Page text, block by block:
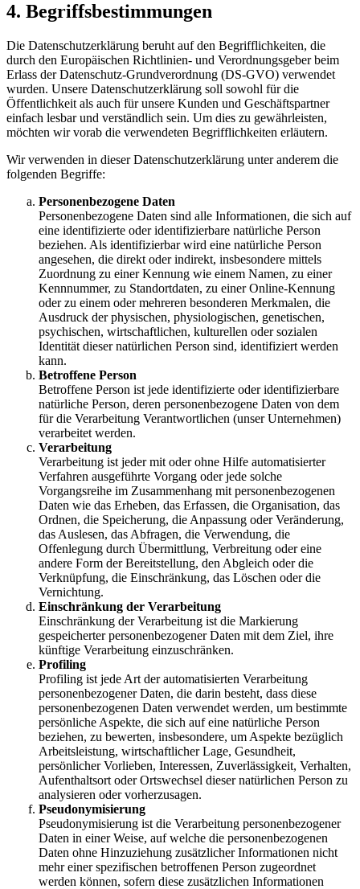
4. Begriffsbestimmungen
Die Datenschutzerklärung beruht auf den Begrifflichkeiten, die
durch den Europäischen Richtlinien- und Verordnungsgeber beim
Erlass der Datenschutz-Grundverordnung (DS-GVO) verwendet
wurden. Unsere Datenschutzerklärung soll sowohl für die
Öffentlichkeit als auch für unsere Kunden und Geschäftspartner
einfach lesbar und verständlich sein. Um dies zu gewährleisten,
möchten wir vorab die verwendeten Begrifflichkeiten erläutern.
Wir verwenden in dieser Datenschutzerklärung unter anderem die
folgenden Begriffe:
Personenbezogene Daten
Personenbezogene Daten sind alle Informationen, die sich auf
eine identifizierte oder identifizierbare natürliche Person
beziehen. Als identifizierbar wird eine natürliche Person
angesehen, die direkt oder indirekt, insbesondere mittels
Zuordnung zu einer Kennung wie einem Namen, zu einer
Kennnummer, zu Standortdaten, zu einer Online-Kennung
oder zu einem oder mehreren besonderen Merkmalen, die
Ausdruck der physischen, physiologischen, genetischen,
psychischen, wirtschaftlichen, kulturellen oder sozialen
Identität dieser natürlichen Person sind, identifiziert werden
kann.
Betroffene Person
Betroffene Person ist jede identifizierte oder identifizierbare
natürliche Person, deren personenbezogene Daten von dem
für die Verarbeitung Verantwortlichen (unser Unternehmen)
verarbeitet werden.
Verarbeitung
Verarbeitung ist jeder mit oder ohne Hilfe automatisierter
Verfahren ausgeführte Vorgang oder jede solche
Vorgangsreihe im Zusammenhang mit personenbezogenen
Daten wie das Erheben, das Erfassen, die Organisation, das
Ordnen, die Speicherung, die Anpassung oder Veränderung,
das Auslesen, das Abfragen, die Verwendung, die
Offenlegung durch Übermittlung, Verbreitung oder eine
andere Form der Bereitstellung, den Abgleich oder die
Verknüpfung, die Einschränkung, das Löschen oder die
Vernichtung.
Einschränkung der Verarbeitung
Einschränkung der Verarbeitung ist die Markierung
gespeicherter personenbezogener Daten mit dem Ziel, ihre
künftige Verarbeitung einzuschränken.
Profiling
Profiling ist jede Art der automatisierten Verarbeitung
personenbezogener Daten, die darin besteht, dass diese
personenbezogenen Daten verwendet werden, um bestimmte
persönliche Aspekte, die sich auf eine natürliche Person
beziehen, zu bewerten, insbesondere, um Aspekte bezüglich
Arbeitsleistung, wirtschaftlicher Lage, Gesundheit,
persönlicher Vorlieben, Interessen, Zuverlässigkeit, Verhalten,
Aufenthaltsort oder Ortswechsel dieser natürlichen Person zu
analysieren oder vorherzusagen.
Pseudonymisierung
Pseudonymisierung ist die Verarbeitung personenbezogener
Daten in einer Weise, auf welche die personenbezogenen
Daten ohne Hinzuziehung zusätzlicher Informationen nicht
mehr einer spezifischen betroffenen Person zugeordnet
werden können, sofern diese zusätzlichen Informationen